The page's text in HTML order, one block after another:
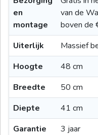
en
montage
van de
boven de
Uiterlijk
Massief
Hoogte
48 cm
Breedte
50 cm
Diepte
41 cm
Garantie
3 jaar